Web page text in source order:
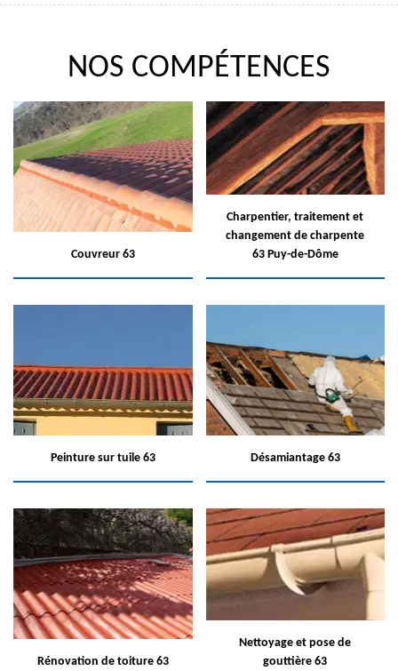
NOS COMPÉTENCES
Couvreur 63
Charpentier, traitement et
changement de charpente
63 Puy-de-Dôme
Peinture sur tuile 63 Désamiantage 63
Rénovation de toiture 63
Nettoyage et pose de
gouttière 63